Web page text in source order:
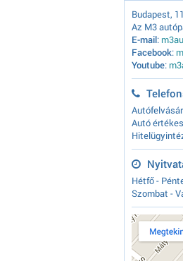
Budapest,
Az M3
E-mail:
Facebook:
Youtube:
Autó
Hétfő -
Szombat -